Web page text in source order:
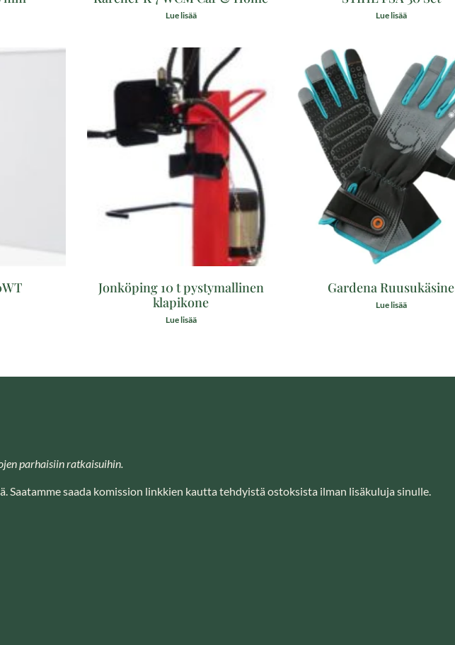
Lue lisää Lue lisää
Jonköping 10 t pystymallinen
klapikone
Lue lisää
Gardena Ruusukäsine
Lue lisää
parhaisiin ratkaisuihin.
Saatamme saada komission linkkien kautta tehdyistä ostoksista ilman lisäkuluja sinulle.